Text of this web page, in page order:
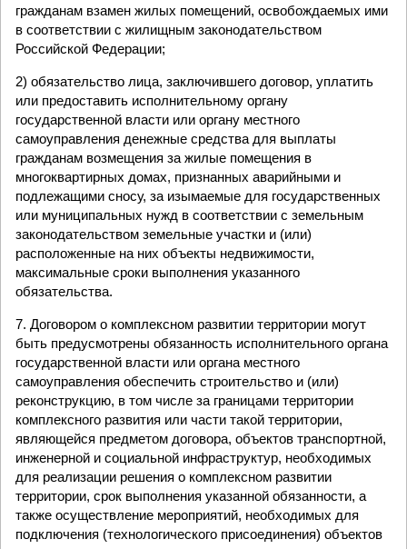
гражданам взамен жилых помещений, освобождаемых ими
в соответствии с жилищным законодательством
Российской Федерации;
2) обязательство лица, заключившего договор, уплатить
или предоставить исполнительному органу
государственной власти или органу местного
самоуправления денежные средства для выплаты
гражданам возмещения за жилые помещения в
многоквартирных домах, признанных аварийными и
подлежащими сносу, за изымаемые для государственных
или муниципальных нужд в соответствии с земельным
законодательством земельные участки и (или)
расположенные на них объекты недвижимости,
максимальные сроки выполнения указанного
обязательства.
7. Договором о комплексном развитии территории могут
быть предусмотрены обязанность исполнительного органа
государственной власти или органа местного
самоуправления обеспечить строительство и (или)
реконструкцию, в том числе за границами территории
комплексного развития или части такой территории,
являющейся предметом договора, объектов транспортной,
инженерной и социальной инфраструктур, необходимых
для реализации решения о комплексном развитии
территории, срок выполнения указанной обязанности, а
также осуществление мероприятий, необходимых для
подключения (технологического присоединения) объектов